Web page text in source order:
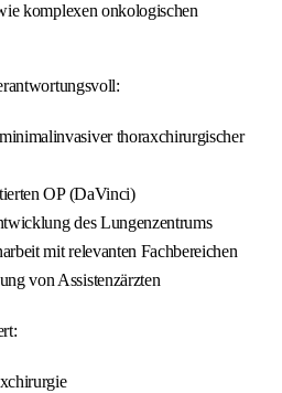
komplexen onkologischen
thoraxchirurgischer
OP (DaVinci)
des Lungenzentrums
mit relevanten Fachbereichen
von Assistenzärzten